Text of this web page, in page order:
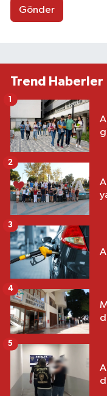
Gönder
Trend Haberler
1
2
3
4
5